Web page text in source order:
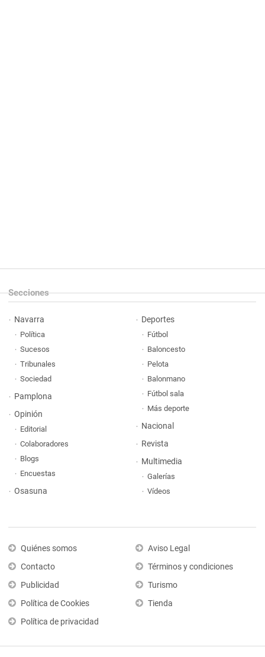
Secciones
Navarra
Política
Sucesos
Tribunales
Sociedad
Pamplona
Opinión
Editorial
Colaboradores
Blogs
Encuestas
Osasuna
Deportes
Fútbol
Baloncesto
Pelota
Balonmano
Fútbol sala
Más deporte
Nacional
Revista
Multimedia
Galerías
Vídeos
Quiénes somos
Contacto
Publicidad
Política de Cookies
Política de privacidad
Aviso Legal
Términos y condiciones
Turismo
Tienda